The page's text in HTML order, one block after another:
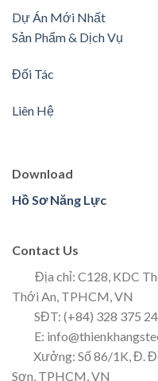
Dự Án Mới Nhất
Sản Phẩm & Dịch Vụ
Đối Tác
Liên Hệ
Download
Hồ Sơ Năng Lực
Contact Us
Địa chỉ: C128, KDC
Thới An, TPHCM, VN
SĐT: (+84) 328 375
E:
Xưởng: Số 86/1K, Đ.
Sơn, TPHCM, VN